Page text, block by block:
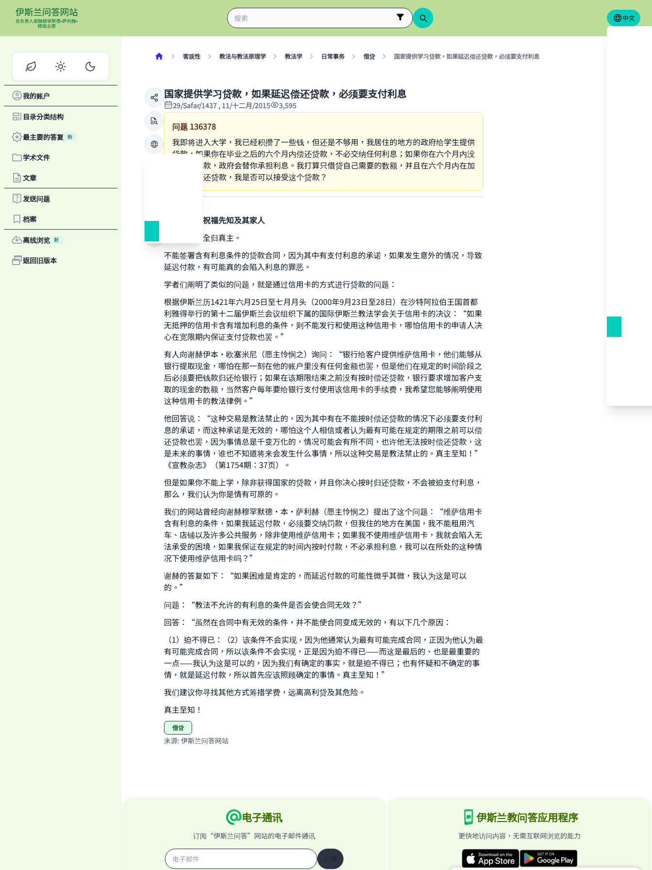
中文
我的账户
目录分类结构
最主要的答复 新
学术文件
文章
发送问题
档案
离线浏览 新
返回旧版本
客观性 教法与教法原理学 教法学 日常事务 借贷 国家提供学习贷款，如果延迟偿还贷款，必须要支付利息
国家提供学习贷款，如果延迟偿还贷款，必须要支付利息
29/Safar/1437 , 11/十二月/2015 3,595
问题 136378
我即将进入大学，我已经积攒了一些钱，但还是不够用，我居住的地方的政府给学生提供
贷款，如果你在毕业之后的六个月内偿还贷款，不必交纳任何利息；如果你在六个月内没
有归还贷款，政府会替你承担利息。我打算只借贷自己需要的数额，并且在六个月内在加
息之前归还贷款，我是否可以接受这个贷款？
感谢真主，祝福先知及其家人
一切赞颂，全归真主。
不能签署含有利息条件的贷款合同，因为其中有支付利息的承诺，如果发生意外的情况，导致
延迟付款，有可能真的会陷入利息的罪恶。
学者们阐明了类似的问题，就是通过信用卡的方式进行贷款的问题：
根据伊斯兰历1421年六月25日至七月月头（2000年9月23日至28日）在沙特阿拉伯王国首都
利雅得举行的第十二届伊斯兰会议组织下属的国际伊斯兰教法学会关于信用卡的决议：“如果
无抵押的信用卡含有增加利息的条件，则不能发行和使用这种信用卡，哪怕信用卡的申请人决
心在宽限期内保证支付贷款也罢。”
有人向谢赫伊本•欧塞米尼（愿主怜悯之）询问：“银行给客户提供维萨信用卡，他们能够从
银行提取现金，哪怕在那一刻在他的账户里没有任何金额也罢，但是他们在规定的时间阶段之
后必须要把钱款归还给银行；如果在该期限结束之前没有按时偿还贷款，银行要求增加客户支
取的现金的数额，当然客户每年要给银行支付使用该信用卡的手续费，我希望您能够阐明使用
这种信用卡的教法律例。”
他回答说：“这种交易是教法禁止的，因为其中有在不能按时偿还贷款的情况下必须要支付利
息的承诺，而这种承诺是无效的，哪怕这个人相信或者认为最有可能在规定的期限之前可以偿
还贷款也罢，因为事情总是千变万化的，情况可能会有所不同，也许他无法按时偿还贷款，这
是未来的事情，谁也不知道将来会发生什么事情，所以这种交易是教法禁止的。真主至知！”
《宣教杂志》（第1754期：37页）。
但是如果你不能上学，除非获得国家的贷款，并且你决心按时归还贷款，不会被迫支付利息，
那么，我们认为你是情有可原的。
我们的网站曾经向谢赫穆罕默德•本•萨利赫（愿主怜悯之）提出了这个问题：“维萨信用卡
含有利息的条件，如果我延迟付款，必须要交纳罚款，但我住的地方在美国，我不能租用汽
车、店铺以及许多公共服务，除非使用维萨信用卡；如果我不使用维萨信用卡，我就会陷入无
法承受的困境，如果我保证在规定的时间内按时付款，不必承担利息，我可以在所处的这种情
况下使用维萨信用卡吗？”
谢赫的答复如下：“如果困难是肯定的，而延迟付款的可能性微乎其微，我认为这是可以
的。”
问题：“教法不允许的有利息的条件是否会使合同无效？”
回答：“虽然在合同中有无效的条件，并不能使合同变成无效的，有以下几个原因：
（1）迫不得已：（2）该条件不会实现，因为他通常认为最有可能完成合同，正因为他认为最
有可能完成合同，所以该条件不会实现，正是因为迫不得已——而这是最后的、也是最重要的
一点——我认为这是可以的，因为我们有确定的事实，就是迫不得已；也有怀疑和不确定的事
情，就是延迟付款，所以首先应该照顾确定的事情。真主至知！”
我们建议你寻找其他方式筹措学费，远离高利贷及其危险。
真主至知！
借贷
来源: 伊斯兰问答网站
电子通讯
订阅“伊斯兰问答”网站的电子邮件通讯
伊斯兰教问答应用程序
更快地访问内容，无需互联网浏览的能力
Make an impact on millions of lives with your
contribution today
Your support is crucial for our mission.
"A person who leads others to doing what is good will earn the
same reward as those who do it."
(MUSLIM, 1893)
Support IslamQA